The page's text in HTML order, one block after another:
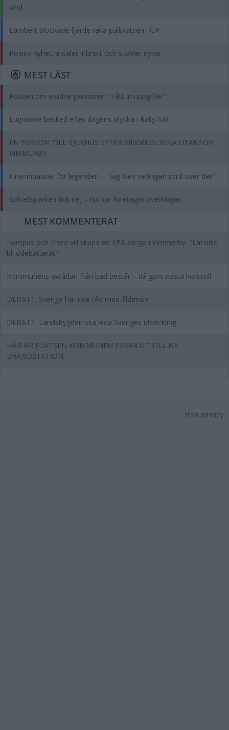
vind
Lambert plockade fjärde raka pallplatsen i GP
Positiv nyhet: antalet inbrott och stölder dyker
MEST LÄST
Polisen om avlidne personen: ”Fått in uppgifter”
Lugnande besked efter dagens olycka i Rally-SM
EN PERSON TILL SJUKHUS EFTER SINGELOLYCKA UTANFÖR
VIMMERBY
Fina initiativet för legenden – "Jag blev verkligen rörd över det"
Solcellsparken fick nej – nu har företaget överklagat
MEST KOMMENTERAT
Hampus och Theo vill skapa en EPA-slinga i Vimmerby: "Lär inte
bli odebatterat"
Kommunens avrådan från bad består – då görs nästa kontroll
DEBATT: Sverige har inte råd med ålderism
DEBATT: Landsbygden ska leda Sveriges utveckling
HÄR ÄR PLATSEN KOMMUNEN PEKAR UT TILL NY
BRANDSTATION
Visa privacy